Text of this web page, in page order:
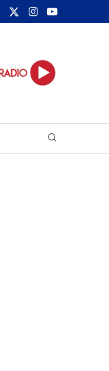
la JEP sobre presuntos